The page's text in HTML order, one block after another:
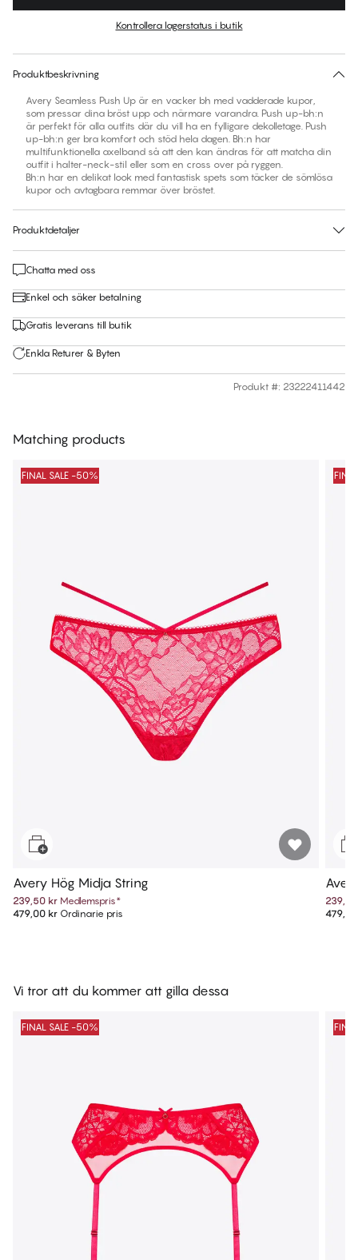
Kontrollera lagerstatus i butik
Produktbeskrivning
Avery Seamless Push Up är en vacker bh med vadderade kupor,
som pressar dina bröst upp och närmare varandra. Push up-bh:n
är perfekt för alla outfits där du vill ha en fylligare dekolletage. Push
up-bh:n ger bra komfort och stöd hela dagen. Bh:n har
multifunktionella axelband så att den kan ändras för att matcha din
outfit i halter-neck-stil eller som en cross over på ryggen.
Bh:n har en delikat look med fantastisk spets som täcker de sömlösa
kupor och avtagbara remmar över bröstet.
Produktdetaljer
Chatta med oss
Enkel och säker betalning
Gratis leverans till butik
Enkla Returer & Byten
Produkt #: 23222411442
Matching products
FINAL SALE -50%
Avery Hög Midja String
239,50 kr Medlemspris*
479,00 kr Ordinarie pris
Vi tror att du kommer att gilla dessa
FINAL SALE -50%